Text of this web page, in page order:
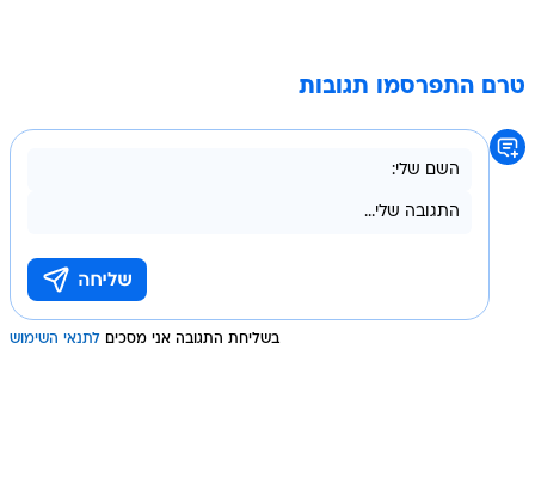
טרם התפרסמו תגובות
בשליחת התגובה אני מסכים לתנאי השימוש